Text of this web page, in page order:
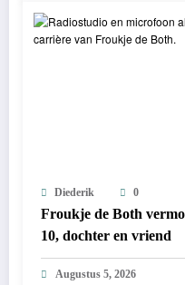
Diederik 0
Froukje de Both
10, dochter en vriend
Augustus 5, 2026